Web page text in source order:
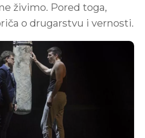
živimo. Pored toga,
o drugarstvu i vernosti.